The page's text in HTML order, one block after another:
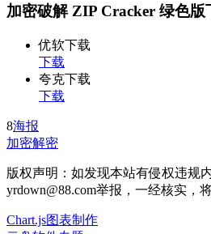
加密破解 ZIP Cracker 绿色版
优软下载
下载
夸克下载
下载
8海报
加密解密
版权声明：如发现本站有侵权违规
yrdown@88.com举报，一经核实，
Chart.js图表制作